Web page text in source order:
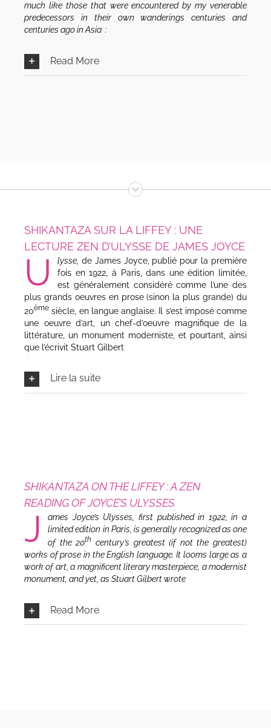
much like those that were encountered by my venerable
predecessors in their own wanderings centuries and
centuries ago in Asia :
Read More
SHIKANTAZA SUR LA LIFFEY : UNE
LECTURE ZEN D’ULYSSE DE JAMES JOYCE
U lysse, de James Joyce, publié pour la première
fois en 1922, à Paris, dans une édition limitée,
est généralement considéré comme l’une des
plus grands oeuvres en prose (sinon la plus grande) du
20ème siècle, en langue anglaise. Il s’est imposé comme
une oeuvre d’art, un chef-d’oeuvre magnifique de la
littérature, un monument moderniste, et pourtant, ainsi
que l’écrivit Stuart Gilbert
Lire la suite
SHIKANTAZA ON THE LIFFEY : A ZEN
READING OF JOYCE’S ULYSSES
J ames Joyce’s Ulysses, first published in 1922, in a
limited edition in Paris, is generally recognized as one
of the 20th century’s greatest (if notthe greatest)
works of prose in the English language. It looms large as a
work of art, a magnificent literary masterpiece, a modernist
monument, and yet, as Stuart Gilbert wrote
Read More